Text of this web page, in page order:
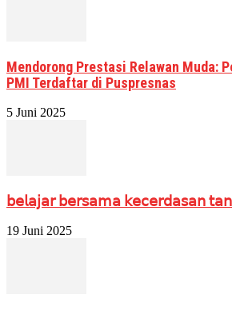
Mendorong Prestasi Relawan Muda:
PMI Terdaftar di Puspresnas
5 Juni 2025
𝖻𝖾𝗅𝖺𝗃𝖺𝗋 𝖻𝖾𝗋𝗌𝖺𝗆𝖺 𝗄𝖾𝖼𝖾𝗋𝖽𝖺𝗌𝖺𝗇
19 Juni 2025